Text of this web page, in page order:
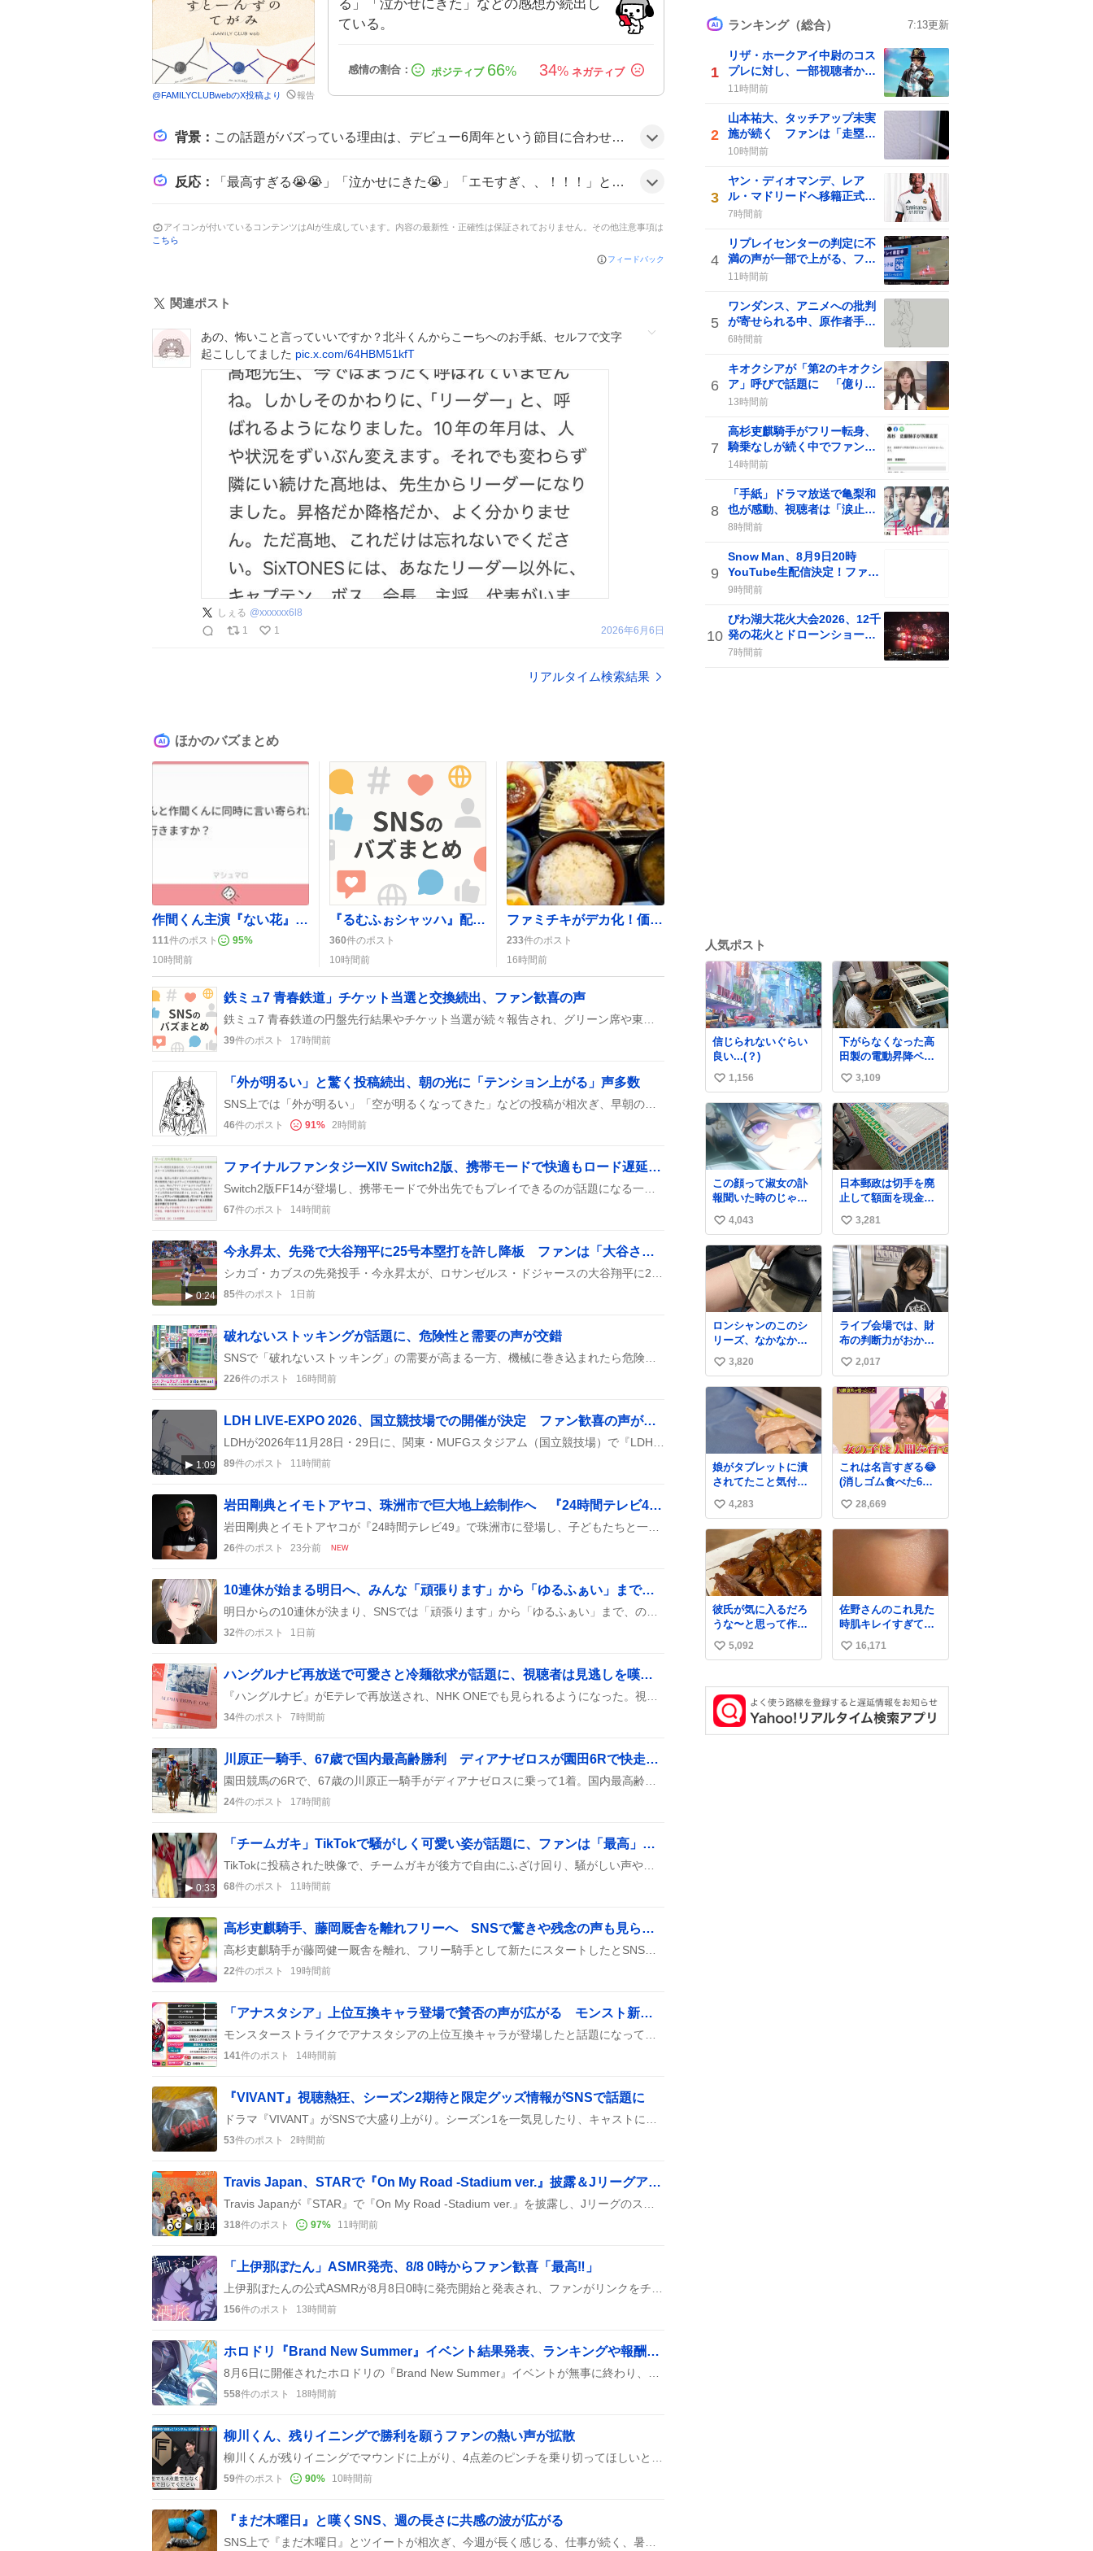
@FAMILYCLUBwebのX投稿より 報告
る」「泣かせにきた」などの感想が続出し
ている。
66% 34%
背景 ： この話題がバズっている理由は、デビュー6周年という節目に合わせた特別企画がファンの期待感を刺激し、メンバー同士の手紙という感動的な演出が「エモい」「泣ける」感情を呼び起こしたためだと思われる。
反応 ： 「最高すぎる😭😭」「泣かせにきた😭」「エモすぎ、、！！！」といったコメントが多数見られ、みんなが感動と涙を共有している様子が伝わってくる。
アイコンが付いているコンテンツはAIが生成しています。内容の最新性・正確性は保証されておりません。その他注意事項は
こちら
フィードバック
関連ポスト
あの、怖いこと言っていいですか？北斗くんからこーちへのお手紙、セルフで文字
起こししてました pic.x.com/64HBM51kfT
しぇる @xxxxxx6l8
1
1 2026年6月6日
リアルタイム検索結果
ほかのバズまとめ
作間くん主演『ない花』公開間近、ファンがムビチケ購入で期待高まる
111件のポスト 95%
10時間前
『るむふぉシャッハ』配信が大盛況！視聴者が「最高」「感動」と絶賛
360件のポスト
10時間前
ファミチキがデカ化！価格据え置きでお得感が話題に
233件のポスト
16時間前
鉄ミュ7 青春鉄道」チケット当選と交換続出、ファン歓喜の声
鉄ミュ7 青春鉄道の円盤先行結果やチケット当選が続々報告され、グリーン席や東京・神戸公演への交換希望が多数寄せられ、ファンのテンションが上がっている様子が見られる。
39件のポスト 17時間前
「外が明るい」と驚く投稿続出、朝の光に「テンション上がる」声多数
SNS上では「外が明るい」「空が明るくなってきた」などの投稿が相次ぎ、早朝の爽やかな光に「テンション上がる」や、夜でも明るさに「なんで？」と驚く声が広がっている。
46件のポスト 91% 2時間前
ファイナルファンタジーXIV Switch2版、携帯モードで快適もロード遅延が話題に
Switch2版FF14が登場し、携帯モードで外出先でもプレイできるのが話題になる一方、ロードが遅いとか地域アカウントがリンクできないといった不具合が指摘されている。
67件のポスト 14時間前
0:24
今永昇太、先発で大谷翔平に25号本塁打を許し降板 ファンは「大谷さん25号ホームラン🔥」と歓喜
シカゴ・カブスの先発投手・今永昇太が、ロサンゼルス・ドジャースの大谷翔平に25号本塁打を許し、5回で1失点のまま降板した試合がSNSで話題になっている。ファンは「大谷さん25号ホームラン🔥」や「今永先生5回1失点ナイピだ🐻」とリアクションしている。
85件のポスト 1日前
破れないストッキングが話題に、危険性と需要の声が交錯
SNSで「破れないストッキング」の需要が高まる一方、機械に巻き込まれたら危険だという指摘も多数出て、エスカレーターや工場でのシチュエーションが話題に上がっている。
226件のポスト 16時間前
1:09
LDH LIVE-EXPO 2026、国立競技場での開催が決定 ファン歓喜の声が続出
LDHが2026年11月28日・29日に、関東・MUFGスタジアム（国立競技場）で『LDH LIVE-EXPO 2026 -PERFECT YEAR BEST-』を開催することを発表。EXILEや三代目JSB、GENERATIONSなど20組が出演し、Girls²も初参戦。チケットは8月10日から先行販売が開始される。
89件のポスト 11時間前
岩田剛典とイモトアヤコ、珠洲市で巨大地上絵制作へ 『24時間テレビ49』で期待の声続出
岩田剛典とイモトアヤコが『24時間テレビ49』で珠洲市に登場し、子どもたちと一緒に巨大地上絵を描く企画が始まったみたいです。サプライズアーティストも登場予定で、ワクワクが止まらない様子です。
26件のポスト 23分前 NEW
10連休が始まる明日へ、みんな「頑張ります」から「ゆるふぁい」までワクワクの声
明日からの10連休が決まり、SNSでは「頑張ります」から「ゆるふぁい」まで、のんびり過ごすワクワク感が広がっている。連休中に寝だくさんや飲み会を楽しむ計画が次々と投稿され、夏の暑さ対策の呼びかけも混ざる明るい雰囲気が特徴だ。
32件のポスト 1日前
ハングルナビ再放送で可愛さと冷麺欲求が話題に、視聴者は見逃しを嘆きつつ盛り上がる
『ハングルナビ』がEテレで再放送され、NHK ONEでも見られるようになった。視聴者は放送時間を逃したり、録画を計画したりしながら、番組の可愛さや冷麺への食欲を楽しんでいる様子が投稿に映っている。
34件のポスト 7時間前
川原正一騎手、67歳で国内最高齢勝利 ディアナゼロスが園田6Rで快走、ファンは「凄い」「おめでとう」沸く
園田競馬の6Rで、67歳の川原正一騎手がディアナゼロスに乗って1着。国内最高齢勝利記録を更新したと報告され、SNSで大きく話題になっている。多くのファンが「凄い」「おめでとう」と称賛し、レースのハイライトとしてシェアされている。
24件のポスト 17時間前
0:33
「チームガキ」TikTokで騒がしく可愛い姿が話題に、ファンは「最高」「可愛すぎ」と歓喜
TikTokに投稿された映像で、チームガキが後方で自由にふざけ回り、騒がしい声や笑いが飛び交い、可愛らしい仕草が多数の視聴者に楽しまれている様子が映し出された。
68件のポスト 11時間前
高杉吏麒騎手、藤岡厩舎を離れフリーへ SNSで驚きや残念の声も見られる
高杉吏麒騎手が藤岡健一厩舎を離れ、フリー騎手として新たにスタートしたとSNSで報告されているよ。公式発表も出て、みんなが注目しているみたい。今後の騎乗スケジュールやチームとの関係が気になる声も上がっている。
22件のポスト 19時間前
「アナスタシア」上位互換キャラ登場で賛否の声が広がる モンスト新時代
モンスターストライクでアナスタシアの上位互換キャラが登場したと話題になっており、火属性版やカーミラが“アナスタシア超え”と称賛され、キャラが“終わった”との声も上がっている。
141件のポスト 14時間前
『VIVANT』視聴熱狂、シーズン2期待と限定グッズ情報がSNSで話題に
ドラマ『VIVANT』がSNSで大盛り上がり。シーズン1を一気見したり、キャストに熱いコメントが続出。シーズン2への期待やロゴ入りパンなどのグッズ情報も話題に上がり、ファンのワクワク感が伝わってくる。
53件のポスト 2時間前
0:34
Travis Japan、STARで『On My Road -Stadium ver.』披露＆Jリーグアンバサダー就任にファン歓喜
Travis Japanが『STAR』で『On My Road -Stadium ver.』を披露し、Jリーグのスペシャルアンバサダーに任命されたんだって！みんなワクワクしながら楽しんでる様子。
318件のポスト 97% 11時間前
「上伊那ぼたん」ASMR発売、8/8 0時からファン歓喜「最高‼️」
上伊那ぼたんの公式ASMRが8月8日0時に発売開始と発表され、ファンがリンクをチェックしながらワクワク待ちの様子が投稿で広がっている。新作イラストやコラボグッズ情報も同時に公開され、期待感が高まっている。
156件のポスト 13時間前
ホロドリ『Brand New Summer』イベント結果発表、ランキングや報酬にファン歓喜
8月6日に開催されたホロドリの『Brand New Summer』イベントが無事に終わり、参加者は自分の最終順位や獲得ポイント、もらった報酬をSNSでシェアしている。上位は447位や65705位と幅広く、ダイヤやゴールド、限定アイテムが配られ、KINGWORLDのHARD難易度26が話題になっている。
558件のポスト 18時間前
柳川くん、残りイニングで勝利を願うファンの熱い声が拡散
柳川くんが残りイニングでマウンドに上がり、4点差のピンチを乗り切ってほしいとファンが応援。四球を減らし、守護神復活やペイド初勝利を期待する声がSNSで広がっている。
59件のポスト 90% 10時間前
『まだ木曜日』と嘆くSNS、週の長さに共感の波が広がる
SNS上で『まだ木曜日』とツイートが相次ぎ、今週が長く感じる、仕事が続く、暑さが厳しいといった声が多数。みんなで木曜の重さを共有している様子が伝わる。中には『週末が待ち遠しい』や『早く金曜になってほしい』という期待も混ざっている。
ランキング（総合） 7:13更新
1
リザ・ホークアイ中尉のコス
プレに対し、一部視聴者から
批判の声が上がる
11時間前
2
山本祐大、タッチアップ未実
施が続く ファンは「走塁改
善」を求める
10時間前
3
ヤン・ディオマンデ、レア
ル・マドリードへ移籍正式発
表 “最高額”で期待の声が沸
7時間前
4
リプレイセンターの判定に不
満の声が一部で上がる、ファ
ンは「アウトだって！」と意
11時間前
5
ワンダンス、アニメへの批判
が寄せられる中、原作者手描
き動画でファンが沸騰
6時間前
6
キオクシアが「第2のキオクシ
ア」呼びで話題に 「億り人
量産年」の期待が一部で広が
13時間前
7
高杉吏麒騎手がフリー転身、
騎乗なしが続く中でファンの
間に疑問の声が上がる
14時間前
8
「手紙」ドラマ放送で亀梨和
也が感動、視聴者は「涙止ま
らん」や「胸が苦しい」声が
8時間前
9
Snow Man、8月9日20時
YouTube生配信決定！ファン
歓喜の“やったー”が止まらな
9時間前
10
びわ湖大花火大会2026、12千
発の花火とドローンショーに
「最高」感が炸裂
7時間前
人気ポスト
信じられないぐらい
良い...(？)
い
い
ね
数
1,156
下がらなくなった高
田製の電動昇降ベッ
ト。 メーカーから
は、完全に見放され
たんですが、 見事に
85歳の父が治しまし
た。 うちの父は、ト
ヨタカローラのボデ
ィをオート生産す
る、工業ロボットの
製作者なんですが、
父が電動ベットの配
線をハンダで修理し
ている横で、
い
い
ね
数
3,109
この顔って淑女の訃
報聞いた時のじゃな
いの(((
い
い
ね
4,043
日本郵政は切手を廃
止して額面を現金で
払い戻せ2026 #日本
郵政
@JapanPostHD_PR
い
い
ね
3,281
ロンシャンのこのシ
リーズ、なかなか安
くならないのにセー
ル価格になってる🖤
✨レザーなのが反則
級にかわいい。持っ
てるだけでコーデが
格上げされる。
い
い
3,820
ライブ会場では、財
布の判断力がおかし
くなる。
い
い
2,017
娘がタブレットに潰
されてたこと気付か
なかった。 旦那だけ
は娘の波長を感じ取
れるから声出せずと
もSOSが伝わったら
しい。 急いで旦那が
救出して、泣きじゃ
くる娘に自分も謝っ
て抱きしめようとし
たら、ビンタされて
しまった。3回ほど。
小さい手だけど、地
味に痛い。 その後、
てた。
い
い
ね
数
4,283
これは名言すぎる😂
(消しゴム食べた6歳
の弟を思い出しなが
ら)
い
い
28,669
彼氏が気に入るだろ
うな〜と思って作っ
たら想像の何倍も美
味しい美味しい言っ
い
ね
数
5,092
佐野さんのこれ見た
時肌キレイすぎてび
っくりしたし、やは
りアイドルって体型･
い
ね
数
16,171